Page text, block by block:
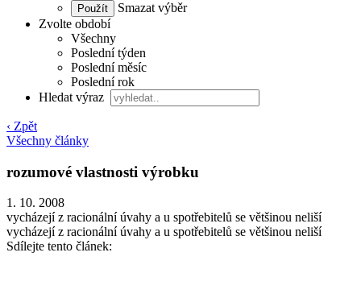
Smazat výběr
Zvolte období
Všechny
Poslední týden
Poslední měsíc
Poslední rok
Hledat výraz
‹ Zpět
Všechny články
rozumové vlastnosti výrobku
1. 10. 2008
vycházejí z racionální úvahy a u spotřebitelů se většinou neliší
vycházejí z racionální úvahy a u spotřebitelů se většinou neliší
Sdílejte tento článek: